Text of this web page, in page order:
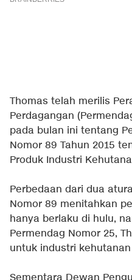
Thomas telah merilis
Perdagangan
pada bulan ini tentang
Nomor 89 Tahun 2015
Produk Industri
Perbedaan dari dua
Nomor 89 menitahkan
hanya berlaku di hulu,
Permendag Nomor 25,
untuk industri